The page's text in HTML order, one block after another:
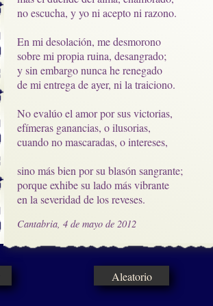
no escucha, y yo ni acepto ni razono.
En mi desolación, me desmorono
sobre mi propia ruina, desangrado;
y sin embargo nunca he renegado
de mi entrega de ayer, ni la traiciono.
No evalúo el amor por sus victorias,
efímeras ganancias, o ilusorias,
cuando no mascaradas, o intereses,
sino más bien por su blasón sangrante;
porque exhibe su lado más vibrante
en la severidad de los reveses.
Cantabria, 4 de mayo de 2012
Aleatorio